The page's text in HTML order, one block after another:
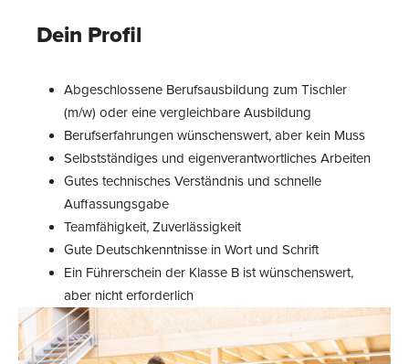
Dein Profil
Abgeschlossene Berufsausbildung zum Tischler
(m/w) oder eine vergleichbare Ausbildung
Berufserfahrungen wünschenswert, aber kein Muss
Selbstständiges und eigenverantwortliches Arbeiten
Gutes technisches Verständnis und schnelle
Auffassungsgabe
Teamfähigkeit, Zuverlässigkeit
Gute Deutschkenntnisse in Wort und Schrift
Ein Führerschein der Klasse B ist wünschenswert,
aber nicht erforderlich